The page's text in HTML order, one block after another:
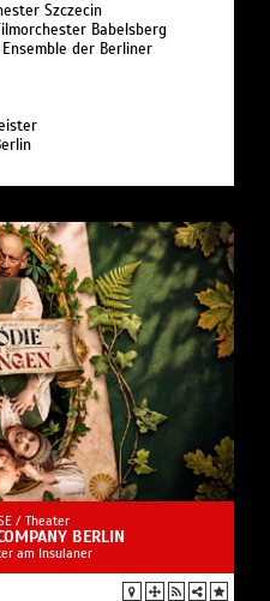
Szczecin
Babelsberg
der Berliner
/ Theater
BERLIN
am Insulaner